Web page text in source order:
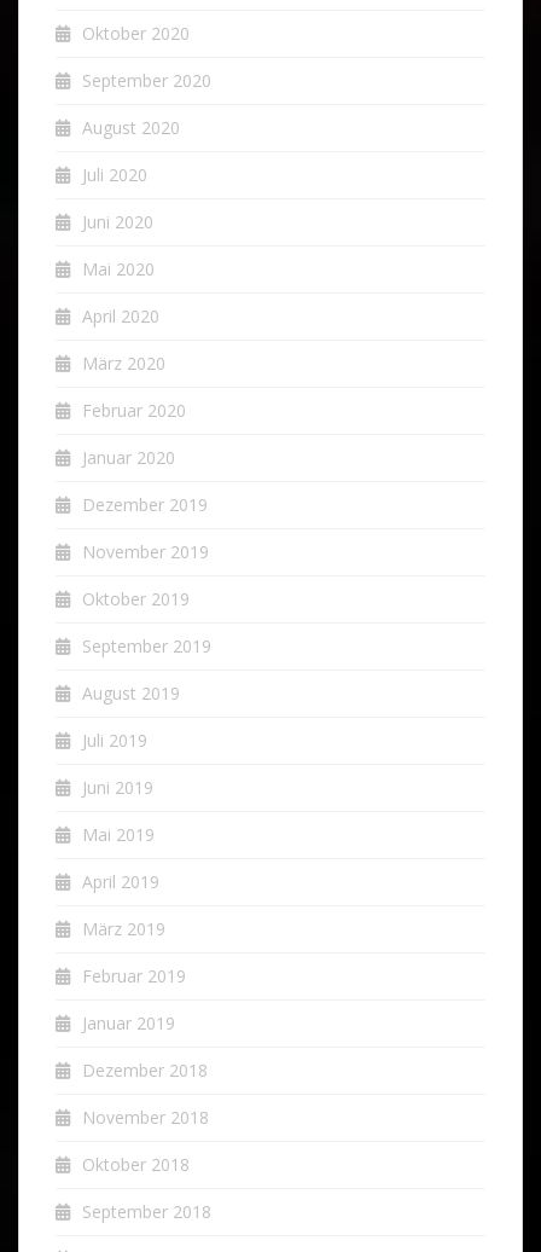
Oktober 2020
September 2020
August 2020
Juli 2020
Juni 2020
Mai 2020
April 2020
März 2020
Februar 2020
Januar 2020
Dezember 2019
November 2019
Oktober 2019
September 2019
August 2019
Juli 2019
Juni 2019
Mai 2019
April 2019
März 2019
Februar 2019
Januar 2019
Dezember 2018
November 2018
Oktober 2018
September 2018